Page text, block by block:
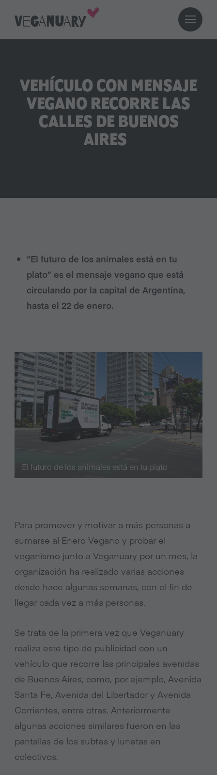
VEHÍCULO CON MENSAJE
VEGANO RECORRE LAS
CALLES DE BUENOS
AIRES
“El futuro de los animales está en tu
plato” es el mensaje vegano que está
circulando por la capital de Argentina,
hasta el 22 de enero.
El futuro de los animales está en tu plato
Para promover y motivar a más personas a
sumarse al Enero Vegano y probar el
veganismo junto a Veganuary por un mes, la
organización ha realizado varias acciones
desde hace algunas semanas, con el fin de
llegar cada vez a más personas.
Se trata de la primera vez que Veganuary
realiza este tipo de publicidad con un
vehículo que recorre las principales avenidas
de Buenos Aires, como, por ejemplo, Avenida
Santa Fe, Avenida del Libertador y Avenida
Corrientes, entre otras. Anteriormente
algunas acciones similares fueron en las
pantallas de los subtes y lunetas en
colectivos.